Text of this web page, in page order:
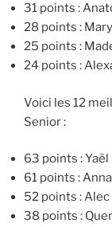
31 points :
28 points :
25 points :
24 points :
Voici les 12
Senior :
63 points :
61 points :
52 points :
38 points :